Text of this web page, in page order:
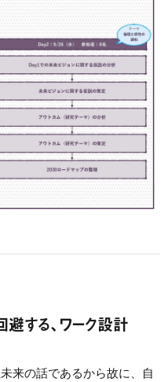
する、ワーク設計
来の話であるから故に、自